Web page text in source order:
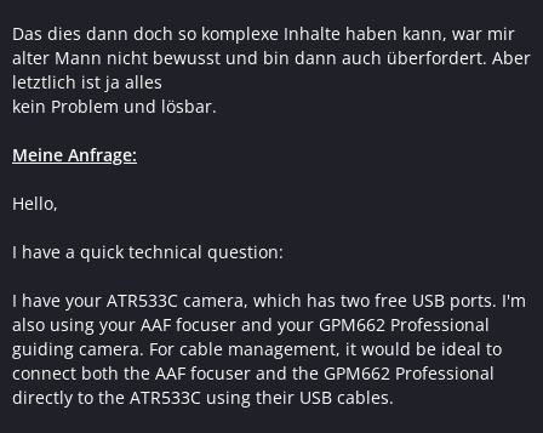
Das dies dann doch so komplexe Inhalte haben kann, war mir
alter Mann nicht bewusst und bin dann auch überfordert. Aber
letztlich ist ja alles
kein Problem und lösbar.
Meine Anfrage:
Hello,
I have a quick technical question:
I have your ATR533C camera, which has two free USB ports. I'm
also using your AAF focuser and your GPM662 Professional
guiding camera. For cable management, it would be ideal to
connect both the AAF focuser and the GPM662 Professional
directly to the ATR533C using their USB cables.